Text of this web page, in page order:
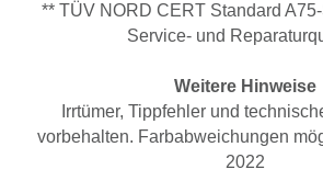
** TÜV NORD CERT Standard
Service- und
Weitere Hinweise
Irrtümer, Tippfehler und
vorbehalten. Farbabweichungen
2022